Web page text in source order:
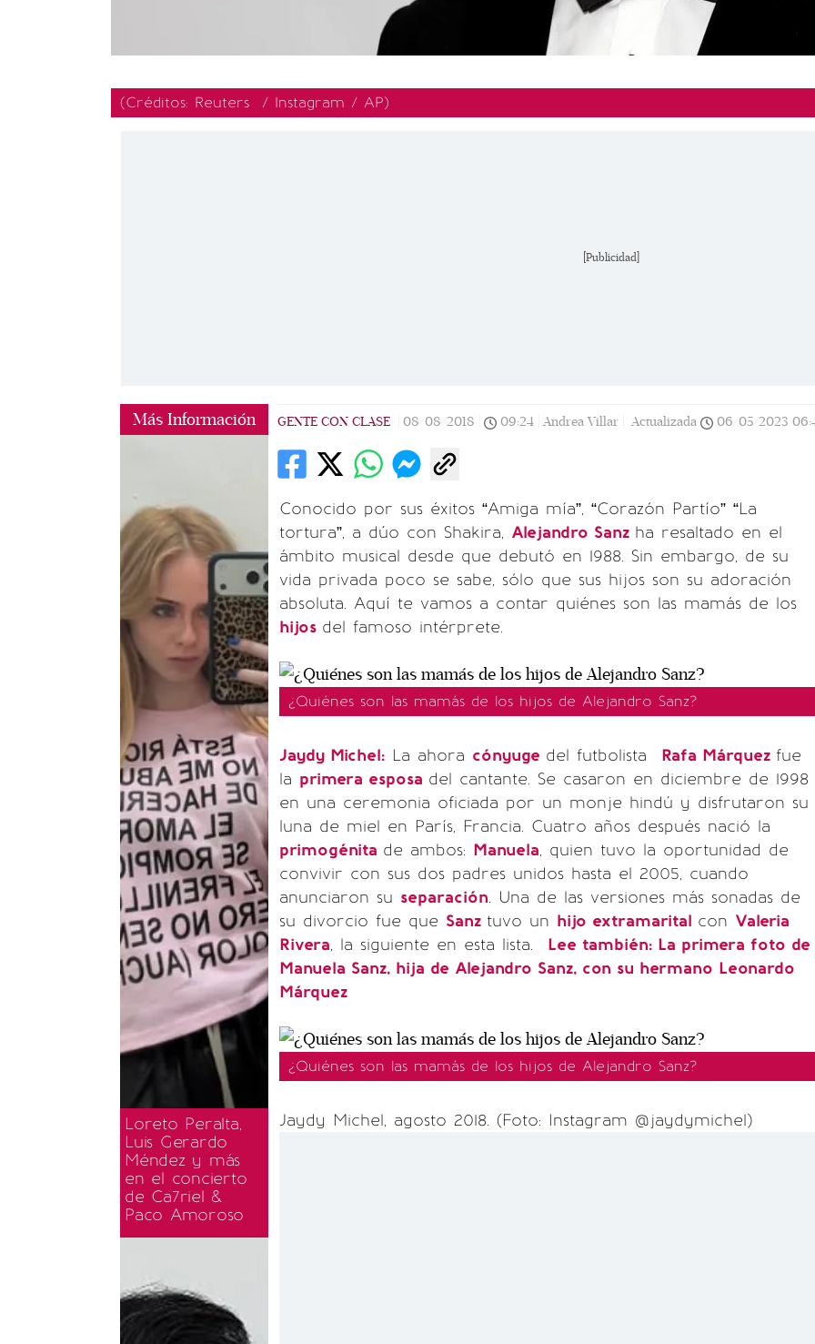
(Créditos: Reuters / Instagram / AP)
[Publicidad]
Más Información
Loreto Peralta,
Luis Gerardo
Méndez y más
en el concierto
de Ca7riel &
Paco Amoroso
GENTE CON CLASE 08/08/2018 09:24 Andrea Villar | Actualizada 06/05/2023
Conocido por sus éxitos “Amiga mía”, “Corazón Partío” “La
tortura”, a dúo con Shakira, Alejandro Sanz ha resaltado en el
ámbito musical desde que debutó en 1988. Sin embargo, de su
vida privada poco se sabe, sólo que sus hijos son su adoración
absoluta. Aquí te vamos a contar quiénes son las mamás de los
hijos del famoso intérprete.
¿Quiénes son las mamás de los hijos de Alejandro Sanz?
Jaydy Michel: La ahora cónyuge del futbolista Rafa Márquez fue
la primera esposa del cantante. Se casaron en diciembre de 1998
en una ceremonia oficiada por un monje hindú y disfrutaron su
luna de miel en París, Francia. Cuatro años después nació la
primogénita de ambos: Manuela, quien tuvo la oportunidad de
convivir con sus dos padres unidos hasta el 2005, cuando
anunciaron su separación. Una de las versiones más sonadas de
su divorcio fue que Sanz tuvo un hijo extramarital con Valeria
Rivera, la siguiente en esta lista. Lee también: La primera foto de
Manuela Sanz, hija de Alejandro Sanz, con su hermano Leonardo
Márquez
¿Quiénes son las mamás de los hijos de Alejandro Sanz?
Jaydy Michel, agosto 2018. (Foto: Instagram @jaydymichel)